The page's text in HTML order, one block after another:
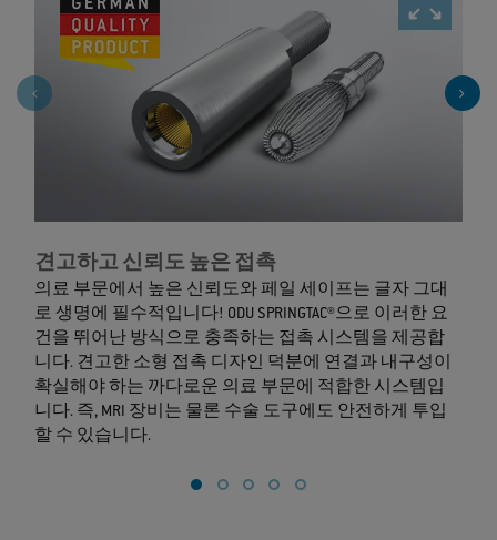
견고하고 신뢰도 높은 접촉
의료 부문에서 높은 신뢰도와 페일 세이프는 글자 그대
로 생명에 필수적입니다! ODU SPRINGTAC®으로 이러한 요
건을 뛰어난 방식으로 충족하는 접촉 시스템을 제공합
니다. 견고한 소형 접촉 디자인 덕분에 연결과 내구성이
확실해야 하는 까다로운 의료 부문에 적합한 시스템입
니다. 즉, MRI 장비는 물론 수술 도구에도 안전하게 투입
할 수 있습니다.